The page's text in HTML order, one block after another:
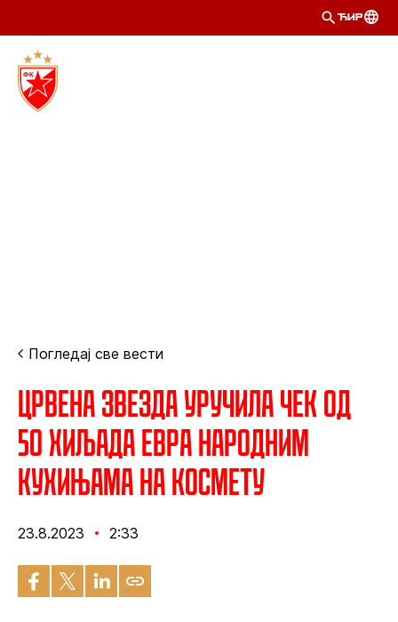
ЋИР
Погледај све вести
Црвена звезда уручила чек од
50 хиљада евра Народним
кухињама на Космету
23.8.2023 2:33